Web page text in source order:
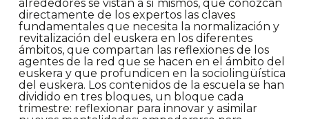
alrededores se vistan a sí mismos, que conozcan
directamente de los expertos las claves
fundamentales que necesita la normalización y
revitalización del euskera en los diferentes
ámbitos, que compartan las reflexiones de los
agentes de la red que se hacen en el ámbito del
euskera y que profundicen en la sociolingüística
del euskera. Los contenidos de la escuela se han
dividido en tres bloques, un bloque cada
trimestre: reflexionar para innovar y asimilar